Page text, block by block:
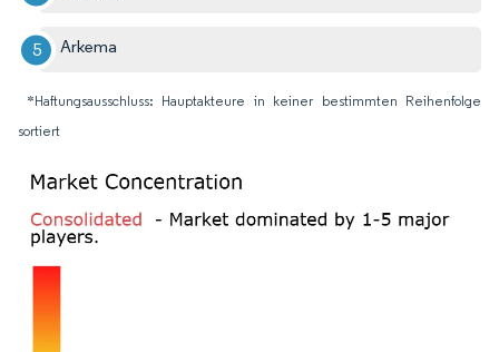
Arkema
*Haftungsausschluss: Hauptakteure in keiner bestimmten Reihenfolge
sortiert